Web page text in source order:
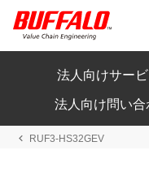
法人向けサー
法人向け問い
RUF3-HS32GEV